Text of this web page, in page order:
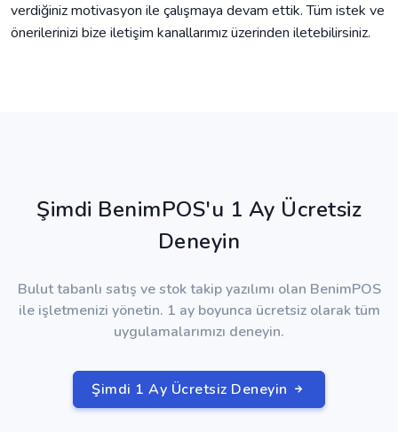
verdiğiniz motivasyon ile çalışmaya devam ettik. Tüm istek ve
önerilerinizi bize iletişim kanallarımız üzerinden iletebilirsiniz.
Şimdi BenimPOS'u 1 Ay Ücretsiz
Deneyin
Bulut tabanlı satış ve stok takip yazılımı olan BenimPOS
ile işletmenizi yönetin. 1 ay boyunca ücretsiz olarak tüm
uygulamalarımızı deneyin.
Şimdi 1 Ay Ücretsiz Deneyin